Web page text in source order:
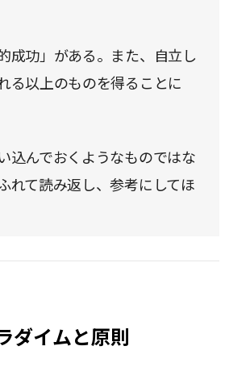
成功」がある。また、自立し
る以上のものを得ることに
込んでおくようなものではな
れて読み返し、参考にしてほ
ダイムと原則